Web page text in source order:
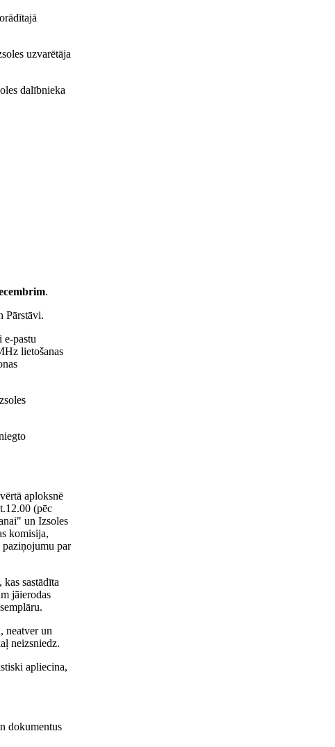
uzvarētāja
dalībnieka
.
Pārstāvi.
e-pastu
lietošanas
aploksnē
(pēc
un Izsoles
komisija,
par
sastādīta
jāierodas
neatver un
neizsniedz.
apliecina,
dokumentus